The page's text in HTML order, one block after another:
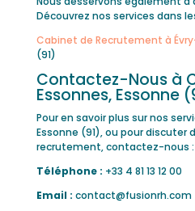
Découvrez nos services dans
Cabinet de Recrutement à
(91)
Contactez-Nous à
Essonnes, Essonne
Pour en savoir plus sur nos
Essonne (91), ou pour discuter
recrutement, contactez-nous :
Téléphone : +33 4 81 13 12 00
Email : contact@fusionrh.com